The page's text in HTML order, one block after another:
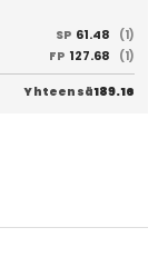
SP 61.48
(1)
FP 127.68 (1)
Yhteensä189.16